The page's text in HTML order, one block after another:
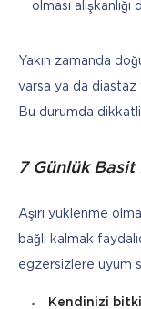
olması
Yakın zamanda
varsa ya da diastaz
Bu durumda
7 Günlük Basit
Aşırı yüklenme
bağlı kalmak
egzersizlere uyum
Kendinizi